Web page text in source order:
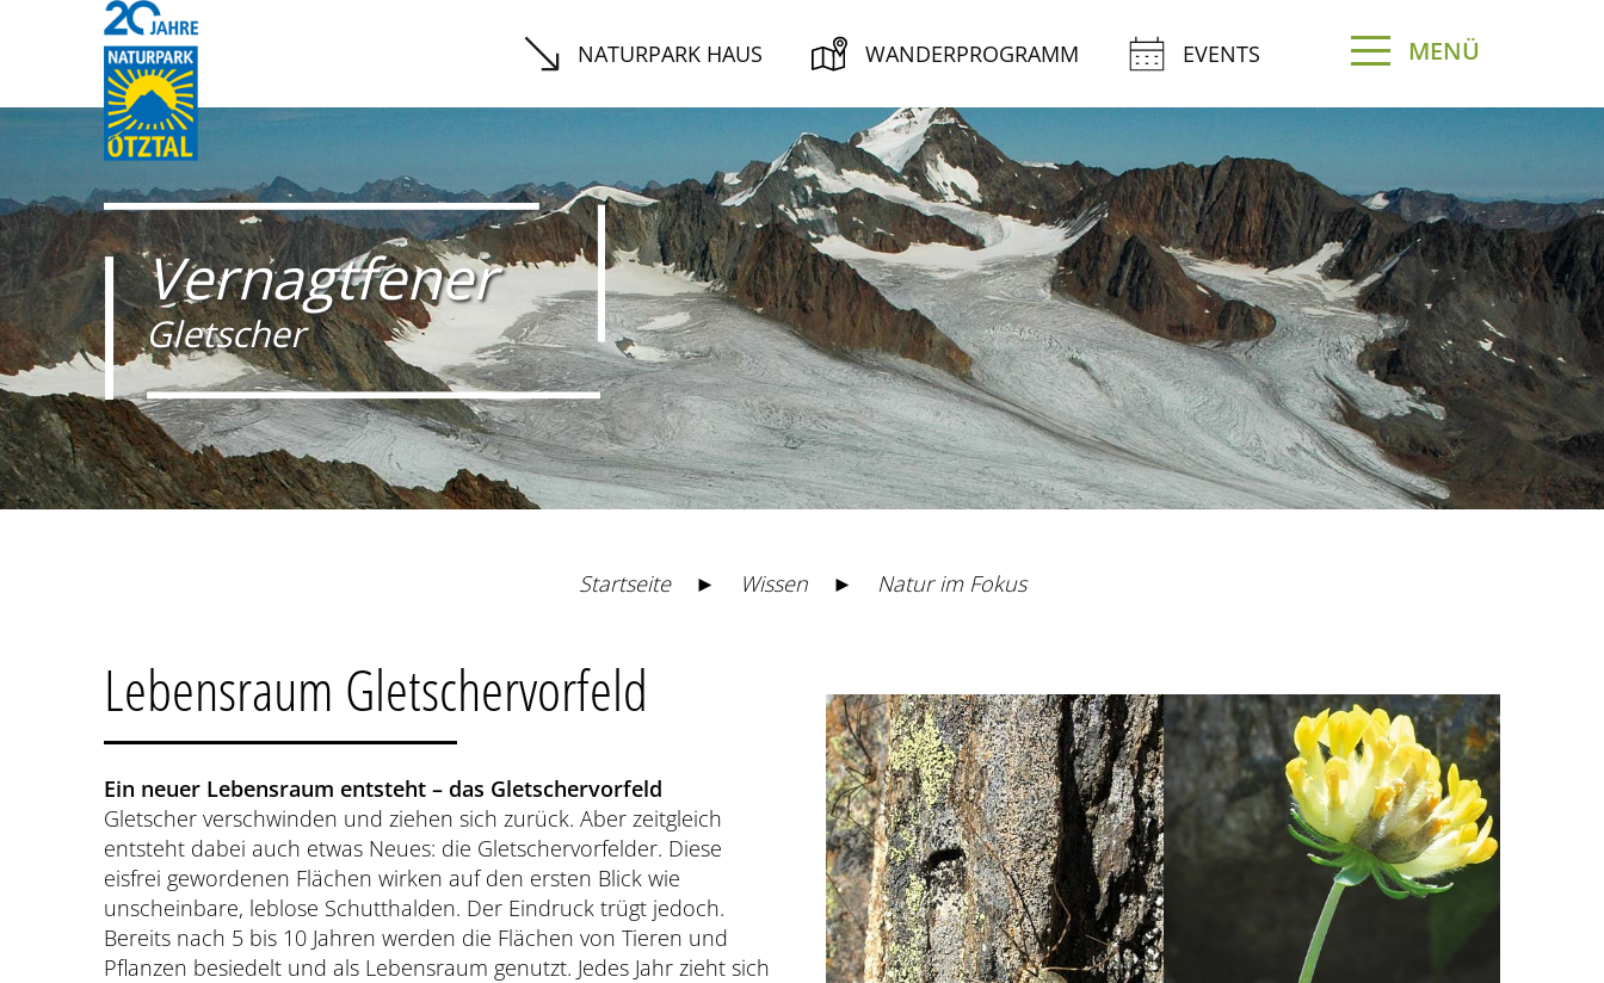
NATURPARK HAUS WANDERPROGRAMM EVENTS MENÜ
Vernagtfener
Gletscher
Startseite ► Wissen ► Natur im Fokus
Lebensraum Gletschervorfeld
Ein neuer Lebensraum entsteht – das Gletschervorfeld
Gletscher verschwinden und ziehen sich zurück. Aber zeitgleich
entsteht dabei auch etwas Neues: die Gletschervorfelder. Diese
eisfrei gewordenen Flächen wirken auf den ersten Blick wie
unscheinbare, leblose Schutthalden. Der Eindruck trügt jedoch.
Bereits nach 5 bis 10 Jahren werden die Flächen von Tieren und
Pflanzen besiedelt und als Lebensraum genutzt. Jedes Jahr zieht sich